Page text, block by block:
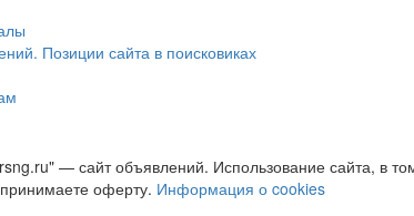
Позиции сайта в поисковиках
— сайт объявлений. Использование сайта, в
оферту. Информация о cookies